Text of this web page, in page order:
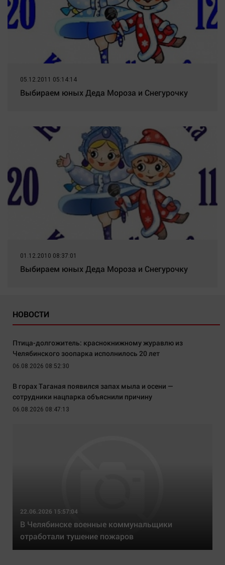
05.12.2011 05:14:14
Выбираем юных Деда Мороза и Снегурочку
01.12.2010 08:37:01
Выбираем юных Деда Мороза и Снегурочку
НОВОСТИ
Птица-долгожитель: краснокнижному журавлю из
Челябинского зоопарка исполнилось 20 лет
06.08.2026 08:52:30
В горах Таганая появился запах мыла и осени —
сотрудники нацпарка объяснили причину
06.08.2026 08:47:13
22.06.2026 15:57:04
В Челябинске военные коммунальщики
отработали тушение пожаров